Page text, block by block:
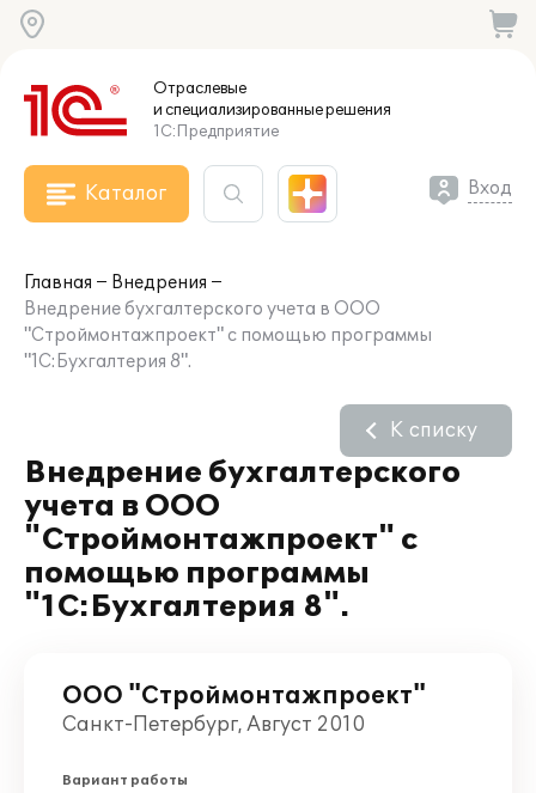
Отраслевые
и специализированныерешения
1С:Предприятие
Каталог Вход
Главная
Внедрения
Внедрение бухгалтерского учета в ООО
"Строймонтажпроект" с помощью программы
"1С:Бухгалтерия 8".
Внедрение бухгалтерского
учета в ООО
"Строймонтажпроект" с
помощью программы
"1С:Бухгалтерия 8".
К списку
ООО "Строймонтажпроект"
Санкт-Петербург, Август 2010
Вариант работы